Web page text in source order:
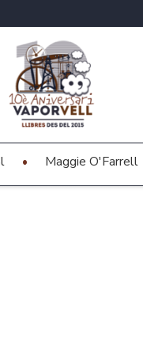
Maggie O'Farrell